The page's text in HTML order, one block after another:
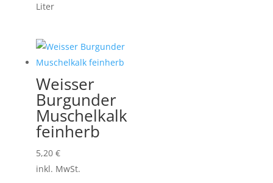
Liter
Weisser
Burgunder
Muschelkalk
feinherb
5,20 €
inkl. MwSt.